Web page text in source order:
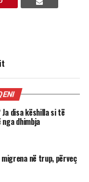
disa këshilla si të
dhimbja
në trup, përveç